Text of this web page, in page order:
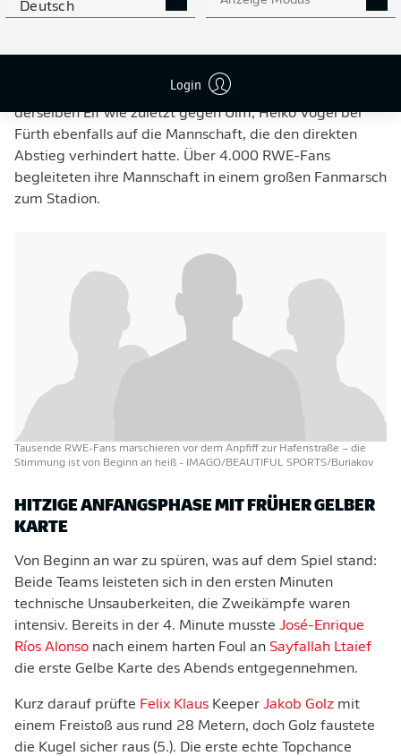
Deutsch
Login
Fürths Topstürmer Noel Futkeu, mit 19 Saisontoren
Beide Trainer setzten auf ihre bewährten
Startformationen: Uwe Koschinat vertraute bei RWE
derselben Elf wie zuletzt gegen Ulm, Heiko Vogel bei
Fürth ebenfalls auf die Mannschaft, die den direkten
Abstieg verhindert hatte. Über 4.000 RWE-Fans
begleiteten ihre Mannschaft in einem großen Fanmarsch
zum Stadion.
Tausende RWE-Fans marschieren vor dem Anpfiff zur Hafenstraße – die
Stimmung ist von Beginn an heiß - IMAGO/BEAUTIFUL SPORTS/Buriakov
HITZIGE ANFANGSPHASE MIT FRÜHER GELBER
KARTE
Von Beginn an war zu spüren, was auf dem Spiel stand:
Beide Teams leisteten sich in den ersten Minuten
technische Unsauberkeiten, die Zweikämpfe waren
intensiv. Bereits in der 4. Minute musste José-Enrique
Ríos Alonso nach einem harten Foul an Sayfallah Ltaief
die erste Gelbe Karte des Abends entgegennehmen.
Kurz darauf prüfte Felix Klaus Keeper Jakob Golz mit
einem Freistoß aus rund 28 Metern, doch Golz faustete
die Kugel sicher raus (5.). Die erste echte Topchance